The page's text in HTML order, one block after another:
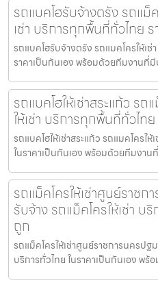
รถแบคโฮรับจ้างตรัง รถแม็
เช่า บริการทุกพื้นที่ทั่วไทย
รถแบคโฮรับจ้างตรัง รถแมคโครให้เ
ราคาเป็นกันเอง พร้อมด้วยทีมงานที่
รถแบคโฮให้เช่าสระแก้ว ร
ให้เช่า บริการทุกพื้นที่ทั่วไท
รถแบคโฮให้เช่าสระแก้ว รถแมคโครใ
ในราคาเป็นกันเอง พร้อมด้วยทีมงา
รถแม็คโครให้เช่าศูนย์ราช
รับจ้าง รถแม็คโครให้เช่า
ถูก
รถแม็คโครให้เช่าศูนย์ราชการนครปฐ
บริการทั่วไทย ในราคาเป็นกันเอง พ